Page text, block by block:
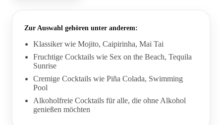
Zur Auswahl gehören unter anderem:
Klassiker wie Mojito, Caipirinha, Mai Tai
Fruchtige Cocktails wie Sex on the Beach, Tequila
Sunrise
Cremige Cocktails wie Piña Colada, Swimming
Pool
Alkoholfreie Cocktails für alle, die ohne Alkohol
genießen möchten